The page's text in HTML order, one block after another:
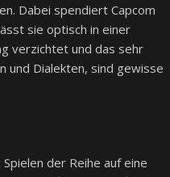
Dabei spendiert Capcom
sie optisch in einer
verzichtet und das sehr
und Dialekten, sind gewisse
der Reihe auf eine